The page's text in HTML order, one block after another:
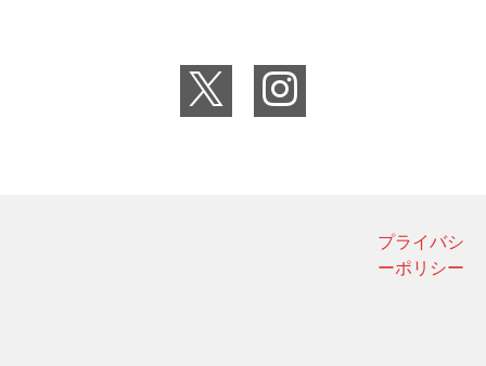
プライバシ
ーポリシー